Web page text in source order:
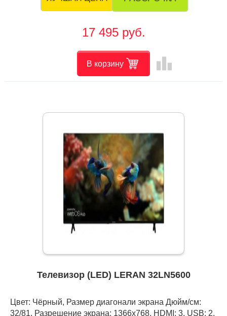
17 495 руб.
В корзину leaderboard
Телевизор (LED) LERAN 32LN5600
Цвет: Чёрный, Размер диагонали экрана Дюйм/см:
32/81, Разрешение экрана: 1366x768, HDMI: 3, USB: 2,